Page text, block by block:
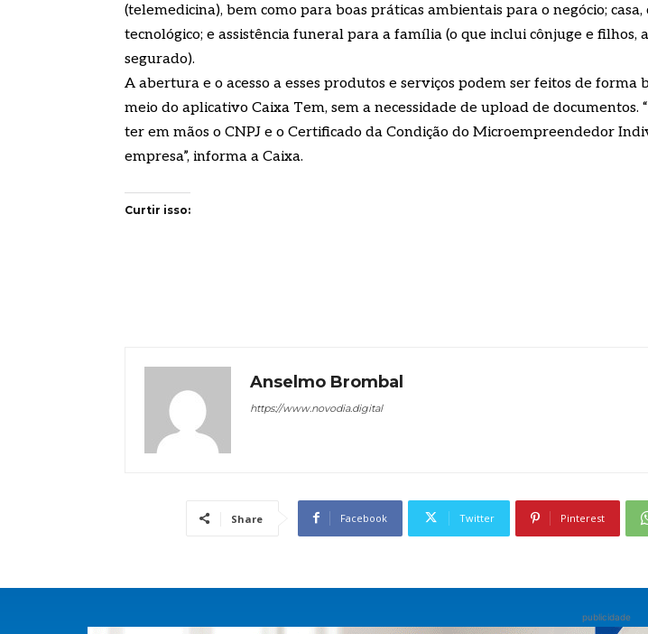
(telemedicina), bem como para boas práticas ambientais para o negócio;
tecnológico; e assistência funeral para a família (o que inclui cônjuge e filhos,
segurado).
A abertura e o acesso a esses produtos e serviços podem ser feitos de forma
meio do aplicativo Caixa Tem, sem a necessidade de upload de documentos.
ter em mãos o CNPJ e o Certificado da Condição do Microempreendedor
empresa”, informa a Caixa.
Curtir isso:
Anselmo Brombal
https://www.novodia.digital
Share Facebook Twitter Pinterest
publicidade